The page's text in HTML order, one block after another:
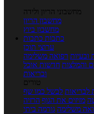
מחשבוני הריון ולידה
מחשבון הריון
מחשבון ביוץ
כתבות כתבות
ערוצי תוכן
ובעיות רפואה משלימה
והמלצות חדשות אוכל
ובריאות
טורים
לבריאות לבשל כמו שף
מזיזים את הגוף הרזיה
משלימה גורמה ביתי